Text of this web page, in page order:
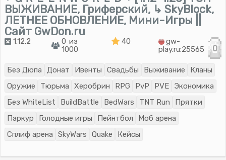
ВЫЖИВАНИЕ, Гриферский, ↳ SkyBlock,
ЛЕТНЕЕ ОБНОВЛЕНИЕ, Мини-Игры ||
Сайт GwDon.ru
1.12.2
0 из
1000
40
gw-
play.ru:25565
0
Без Дюпа Донат Ивенты Свадьбы Выживание
Кланы
Оружие
Тюрьма Херобрин RPG PvP PVE
Экономика
Без WhiteList
BuildBattle BedWars TNT Run
Прятки
Паркур
Голодные игры Пейнтбол
Моб арена
Сплиф арена
SkyWars Quake Кейсы